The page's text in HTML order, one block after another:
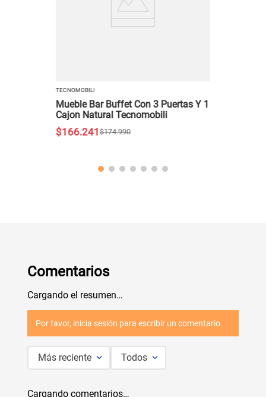
TECNOMOBILI
Mueble Bar Buffet Con 3 Puertas Y 1
Cajon Natural Tecnomobili
$174.990
$166.241
Comentarios
Cargando el resumen…
Por favor, inicia sesión para escribir un comentario.
Más reciente Todos
Cargando comentarios…